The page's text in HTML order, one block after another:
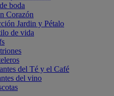
boda
Corazón
Jardin y Pétalo
de vida
del Té y el Café
del vino